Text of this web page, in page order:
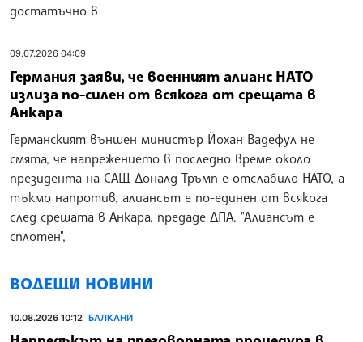
достатъчно в
09.07.2026 04:09
Германия заяви, че военният алианс НАТО
излиза по-силен от всякога от срещата в
Анкара
Германският външен министър Йохан Вадефул не
смята, че напрежението в последно време около
президента на САЩ Доналд Тръмп е отслабило НАТО, а
тъкмо напротив, алиансът е по-единен от всякога
след срещата в Анкара, предаде ДПА. "Алиансът е
сплотен",
ВОДЕЩИ НОВИНИ
10.08.2026 10:12 БАЛКАНИ